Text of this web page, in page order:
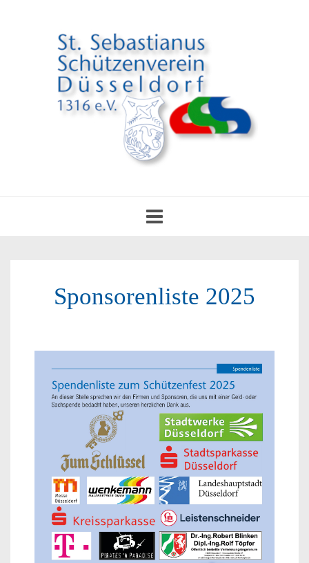
navigation
Sponsorenliste 2025